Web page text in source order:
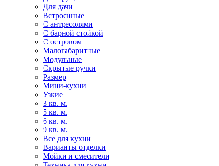
Для дачи
Встроенные
С антресолями
С барной стойкой
С островом
Малогабаритные
Модульные
Скрытые ручки
Размер
Мини-кухни
Узкие
3 кв. м.
5 кв. м.
6 кв. м.
9 кв. м.
Все для кухни
Варианты отделки
Мойки и смесители